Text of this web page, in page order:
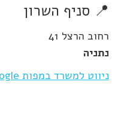
📍 סניף השרון
רחוב הרצל 41
נתניה
ניווט למשרד במפות Google ➔